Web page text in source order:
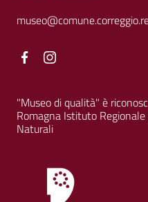
Facebook
"Museo di qualità" è
Romagna Istituto
Naturali